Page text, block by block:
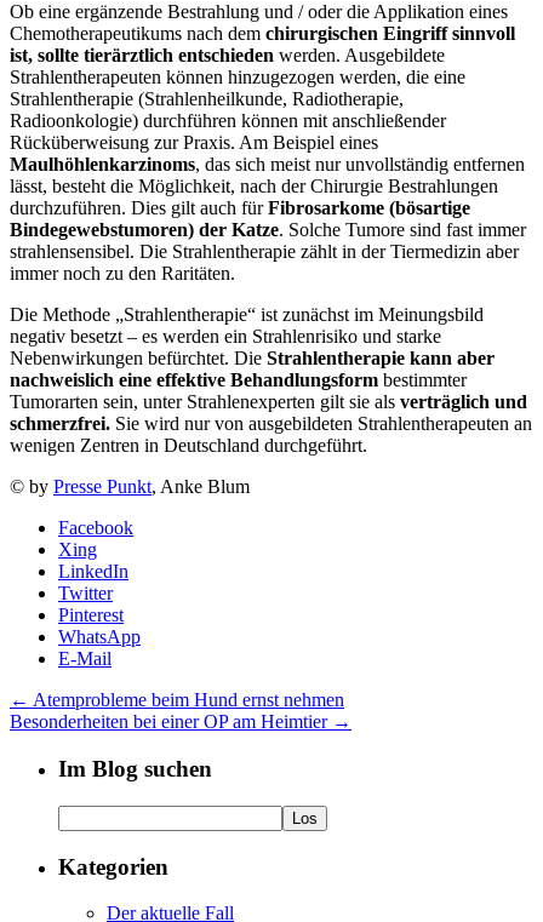
Ob eine ergänzende Bestrahlung und / oder die Applikation eines
Chemotherapeutikums nach dem chirurgischen Eingriff sinnvoll
ist, sollte tierärztlich entschieden werden. Ausgebildete
Strahlentherapeuten können hinzugezogen werden, die eine
Strahlentherapie (Strahlenheilkunde, Radiotherapie,
Radioonkologie) durchführen können mit anschließender
Rücküberweisung zur Praxis. Am Beispiel eines
Maulhöhlenkarzinoms, das sich meist nur unvollständig entfernen
lässt, besteht die Möglichkeit, nach der Chirurgie Bestrahlungen
durchzuführen. Dies gilt auch fürFibrosarkome (bösartige
Bindegewebstumoren) der Katze. Solche Tumore sind fast immer
strahlensensibel. Die Strahlentherapie zählt in der Tiermedizin aber
immer noch zu den Raritäten.
Die Methode „Strahlentherapie“ ist zunächst im Meinungsbild
negativ besetzt – es werden ein Strahlenrisiko und starke
Nebenwirkungen befürchtet. Die Strahlentherapie kann aber
nachweislich eine effektive Behandlungsform bestimmter
Tumorarten sein, unter Strahlenexperten gilt sie als verträglich und
schmerzfrei. Sie wird nur von ausgebildeten Strahlentherapeuten an
wenigen Zentren in Deutschland durchgeführt.
© by Presse Punkt, Anke Blum
Facebook
Xing
LinkedIn
Twitter
Pinterest
WhatsApp
E-Mail
← Atemprobleme beim Hund ernst nehmen
Besonderheiten bei einer OP am Heimtier →
Im Blog suchen
Kategorien
Der aktuelle Fall